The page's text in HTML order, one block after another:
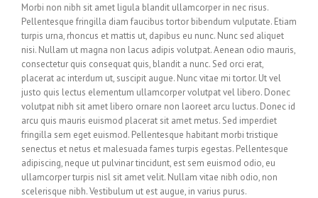
Morbi non nibh sit amet ligula blandit ullamcorper in nec risus.
Pellentesque fringilla diam faucibus tortor bibendum vulputate. Etiam
turpis urna, rhoncus et mattis ut, dapibus eu nunc. Nunc sed aliquet
nisi. Nullam ut magna non lacus adipis volutpat. Aenean odio mauris,
consectetur quis consequat quis, blandit a nunc. Sed orci erat,
placerat ac interdum ut, suscipit augue. Nunc vitae mi tortor. Ut vel
justo quis lectus elementum ullamcorper volutpat vel libero. Donec
volutpat nibh sit amet libero ornare non laoreet arcu luctus. Donec id
arcu quis mauris euismod placerat sit amet metus. Sed imperdiet
fringilla sem eget euismod. Pellentesque habitant morbi tristique
senectus et netus et malesuada fames turpis egestas. Pellentesque
adipiscing, neque ut pulvinar tincidunt, est sem euismod odio, eu
ullamcorper turpis nisl sit amet velit. Nullam vitae nibh odio, non
scelerisque nibh. Vestibulum ut est augue, in varius purus.